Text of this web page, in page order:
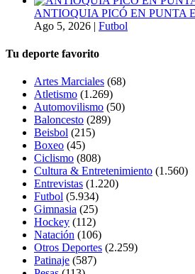
ANTIOQUIA PICÓ EN PUNTA
Ago 5, 2026 | Futbol
Tu deporte favorito
Artes Marciales (68)
Atletismo (1.269)
Automovilismo (50)
Baloncesto (289)
Beisbol (215)
Boxeo (45)
Ciclismo (808)
Cultura & Entretenimiento (1.560)
Entrevistas (1.220)
Futbol (5.934)
Gimnasia (25)
Hockey (112)
Natación (106)
Otros Deportes (2.259)
Patinaje (587)